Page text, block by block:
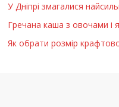
У Дніпрі змагалися
Гречана каша з овочами і
Як обрати розмір